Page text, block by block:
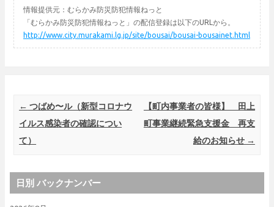
情報提供元：むらかみ防災防犯情報ねっと
「むらかみ防災防犯情報ねっと」の配信登録は以下のURLから。
http://www.city.murakami.lg.jp/site/bousai/bousai-bousainet.html
Post navigation
← つばめ〜ル（新型コロナウ
イルス感染者の確認につい
て）
【町内事業者の皆様】 田上
町事業継続緊急支援金 再支
給のお知らせ →
日別 バックナンバー